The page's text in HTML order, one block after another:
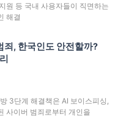
원 등 국내 사용자들이 직면하는
해결
죄, 한국인도 안전할까?
3단계 해결책은 AI 보이스피싱,
사이버 범죄로부터 개인을